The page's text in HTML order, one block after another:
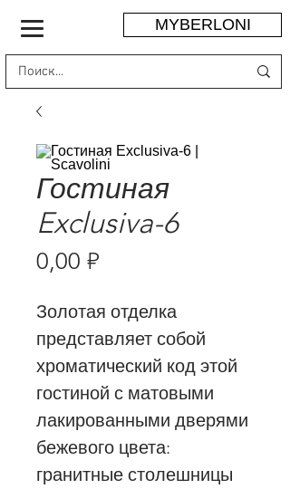
MYBERLONI
Гостиная
Exclusiva-6
0,00 ₽
Золотая отделка
представляет собой
хроматический код этой
гостиной с матовыми
лакированными дверями
бежевого цвета:
гранитные столешницы